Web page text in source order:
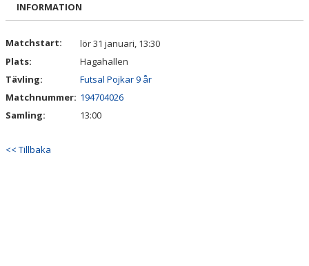
MATCHER
TRUPPEN
BILDGALLERI
INFORMATION
Matchstart:
lör 31 januari, 13:30
Plats:
Hagahallen
Tävling:
Futsal Pojkar 9 år
Matchnummer: 194704026
Samling:
13:00
<< Tillbaka